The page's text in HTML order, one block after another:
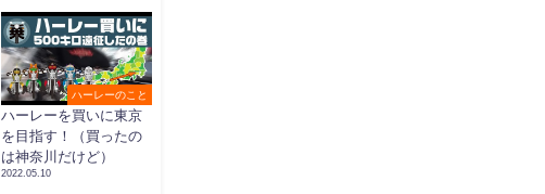
ハーレーのこと
ハーレーを買いに東京
を目指す！（買ったの
は神奈川だけど）
2022.05.10